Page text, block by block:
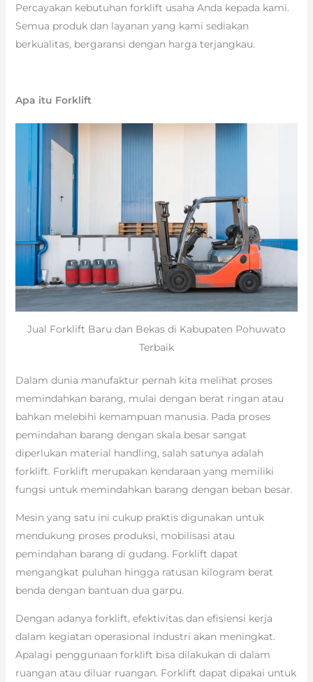
Percayakan kebutuhan forklift usaha Anda kepada kami.
Semua produk dan layanan yang kami sediakan
berkualitas, bergaransi dengan harga terjangkau.
Apa itu Forklift
Jual Forklift Baru dan Bekas di Kabupaten Pohuwato
Terbaik
Dalam dunia manufaktur pernah kita melihat proses
memindahkan barang, mulai dengan berat ringan atau
bahkan melebihi kemampuan manusia. Pada proses
pemindahan barang dengan skala besar sangat
diperlukan material handling, salah satunya adalah
forklift. Forklift merupakan kendaraan yang memiliki
fungsi untuk memindahkan barang dengan beban besar.
Mesin yang satu ini cukup praktis digunakan untuk
mendukung proses produksi, mobilisasi atau
pemindahan barang di gudang. Forklift dapat
mengangkat puluhan hingga ratusan kilogram berat
benda dengan bantuan dua garpu.
Dengan adanya forklift, efektivitas dan efisiensi kerja
dalam kegiatan operasional industri akan meningkat.
Apalagi penggunaan forklift bisa dilakukan di dalam
ruangan atau diluar ruangan. Forklift dapat dipakai untuk